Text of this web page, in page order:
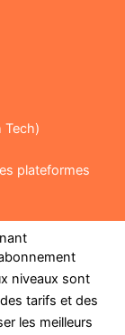
Tech)
plateformes
niveaux sont
tarifs et des
les meilleurs